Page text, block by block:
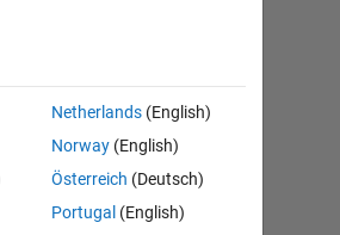
site/chumerin/
Netherlands (English)
Norway (English)
Österreich (Deutsch)
Portugal (English)